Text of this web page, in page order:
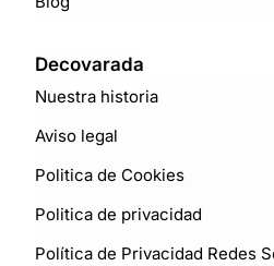
Decovarada
Nuestra historia
Aviso legal
Politica de Cookies
Politica de privacidad
Política de Privacidad Redes